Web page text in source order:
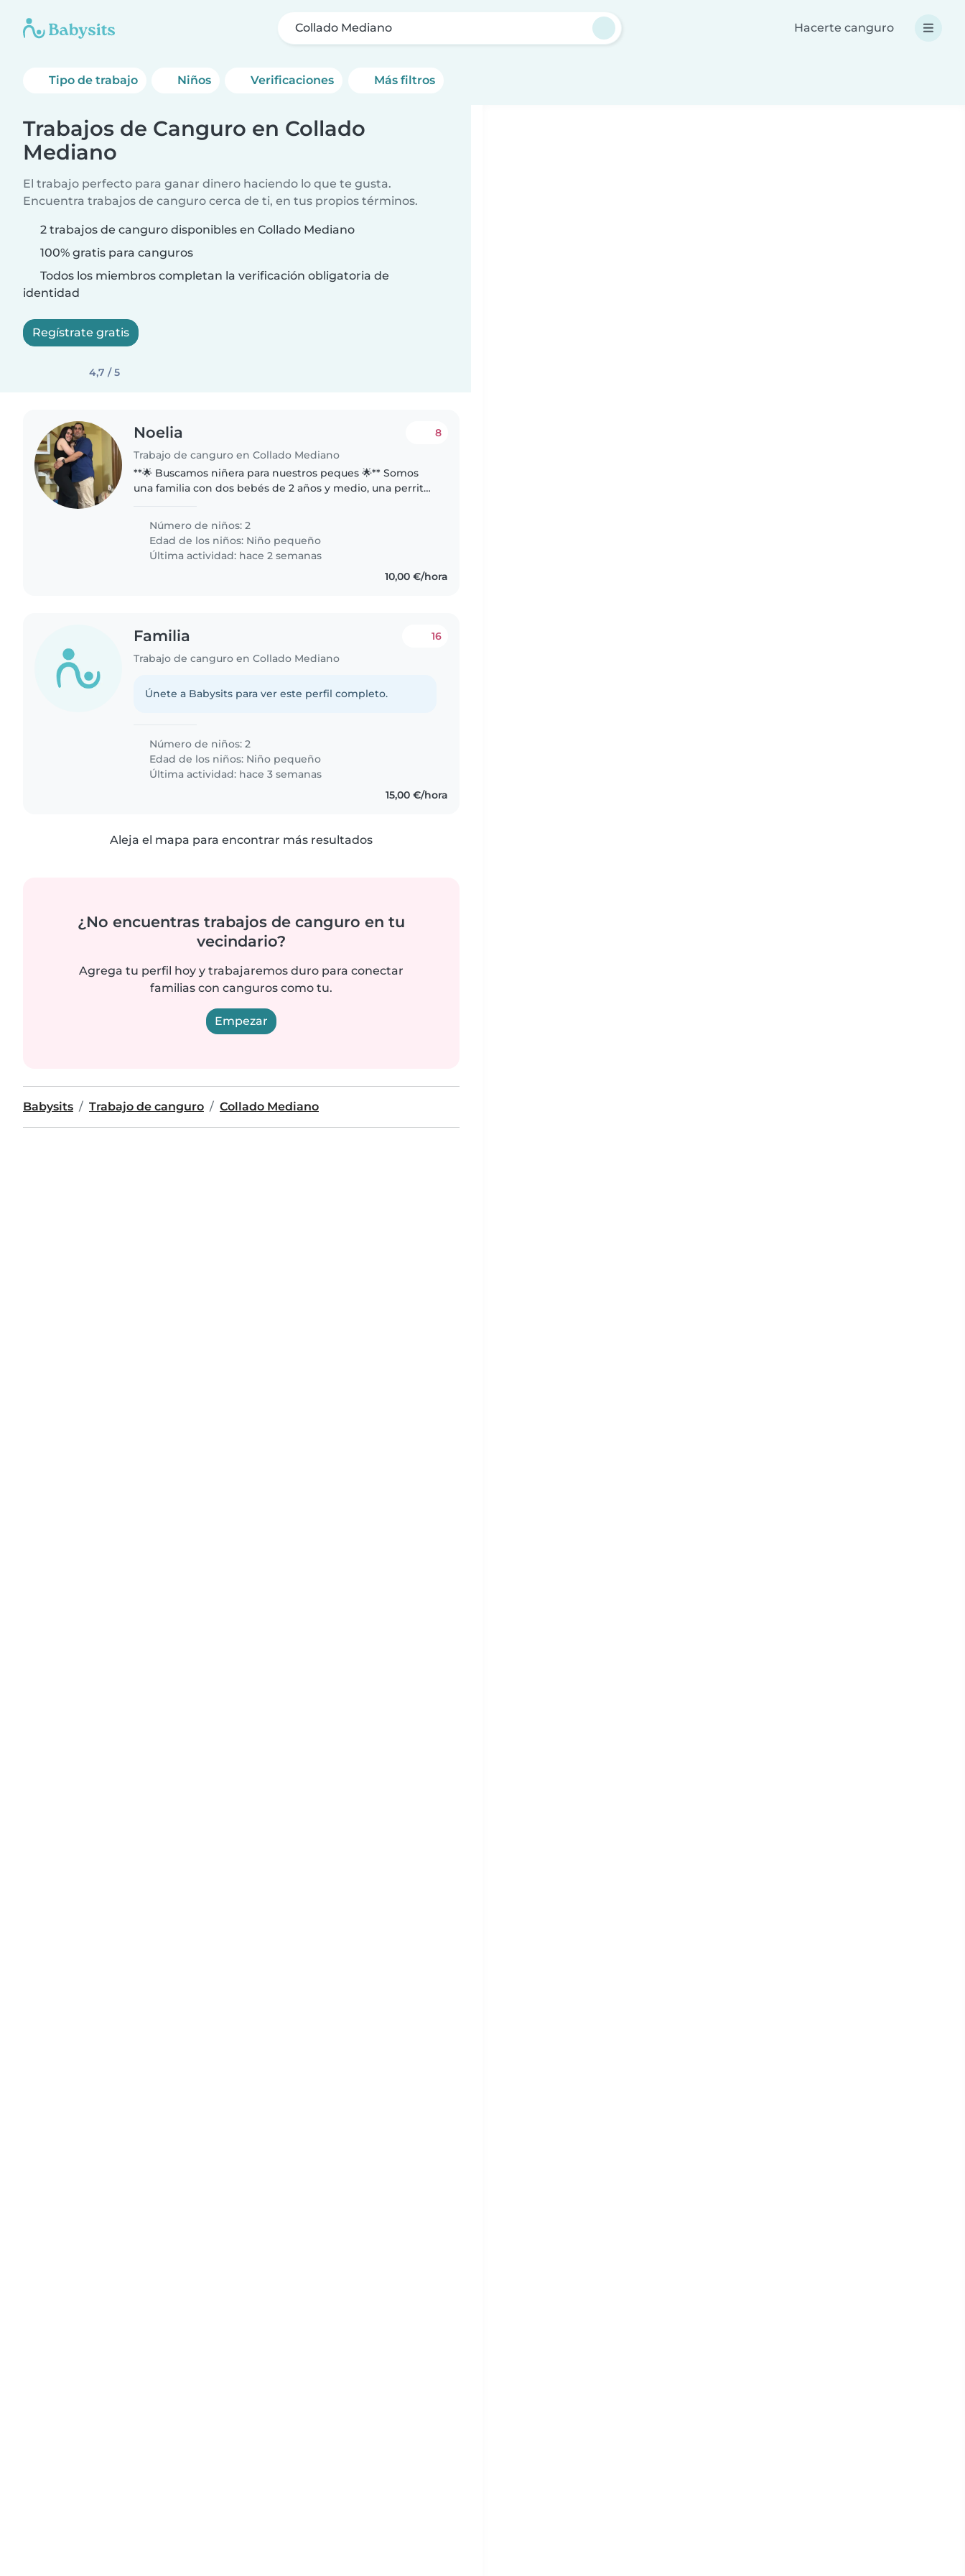
Collado Mediano Hacerte canguro
Tipo de trabajo Niños Verificaciones Más filtros
Trabajos de Canguro en Collado
Mediano
El trabajo perfecto para ganar dinero haciendo lo que te gusta.
Encuentra trabajos de canguro cerca de ti, en tus propios términos.
2 trabajos de canguro disponibles en Collado Mediano
100% gratis para canguros
Todos los miembros completan la verificación obligatoria de
identidad
Regístrate gratis
4,7 / 5
Noelia
Trabajo de canguro en Collado Mediano
8
**🌟 Buscamos niñera para nuestros peques 🌟** Somos
una familia con dos bebés de 2 años y medio, una perrita
completamente a su aire...
Número de niños: 2
Edad de los niños: Niño pequeño
Última actividad: hace 2 semanas
10,00 €/hora
Familia
Trabajo de canguro en Collado Mediano
16
Únete a Babysits para ver este perfil completo.
Número de niños: 2
Edad de los niños: Niño pequeño
Última actividad: hace 3 semanas
15,00 €/hora
Aleja el mapa para encontrar más resultados
¿No encuentras trabajos de canguro en tu
vecindario?
Agrega tu perfil hoy y trabajaremos duro para conectar
familias con canguros como tu.
Empezar
Babysits Trabajo de canguro Collado Mediano